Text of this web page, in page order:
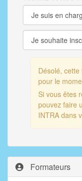
Désolé,
pour le
Si vous êtes
pouvez faire
INTRA dans
Formateurs